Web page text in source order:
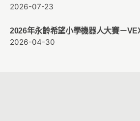
2026-07-23
2026年永齡希望小學機器人大賽－
2026-04-30